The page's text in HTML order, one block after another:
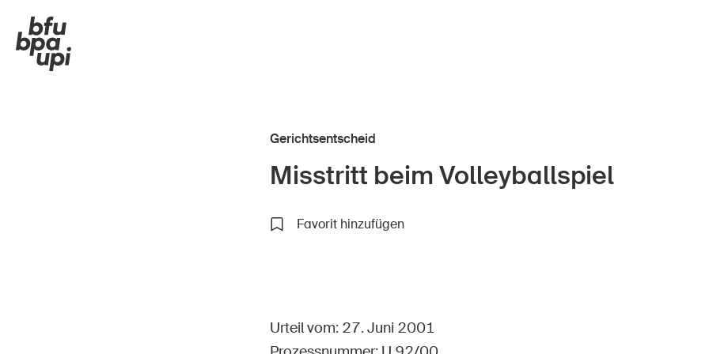
Im Alter
Über die BFU
Gerichtsentscheid
Misstritt beim Volleyballspiel
Favorit hinzufügen
Urteil vom: 27. Juni 2001